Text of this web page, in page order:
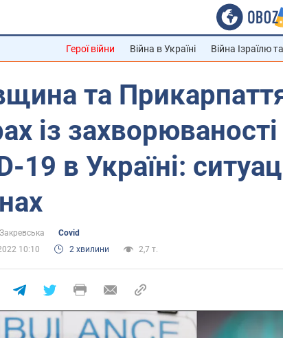
Герої війни Війна в Україні Війна Ізраїлю
та
із
19 в Україні:
Covid
10:10
2 хвилини 2,7 т.